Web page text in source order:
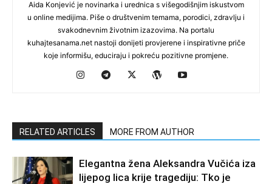
Aida Konjević je novinarka i urednica s višegodišnjim iskustvom
u online medijima. Piše o društvenim temama, porodici, zdravlju i
svakodnevnim životnim izazovima. Na portalu
kuhajtesanama.net nastoji donijeti provjerene i inspirativne priče
koje informišu, educiraju i pokreću pozitivne promjene.
RELATED ARTICLES MORE FROM AUTHOR
Elegantna žena Aleksandra Vučića iza
lijepog lica krije tragediju: Tko je